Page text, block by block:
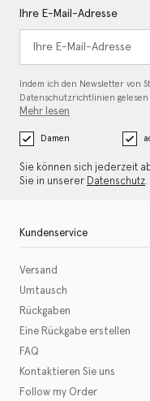
Ihre E-Mail-Adresse
Indem ich den Newsletter von
Datenschutzrichtlinien gelesen
Mehr lesen
Damen
Sie können sich jederzeit
Sie in unserer Datenschutz.
Kundenservice
Versand
Umtausch
Rückgaben
Eine Rückgabe erstellen
FAQ
Kontaktieren Sie uns
Follow my Order